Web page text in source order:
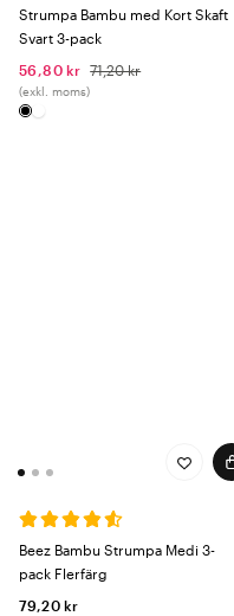
Strumpa Bambu med Kort Skaft
Svart 3-pack
56,80 kr 71,20 kr
(exkl. moms)
Beez Bambu Strumpa Medi 3-
pack Flerfärg
79,20 kr